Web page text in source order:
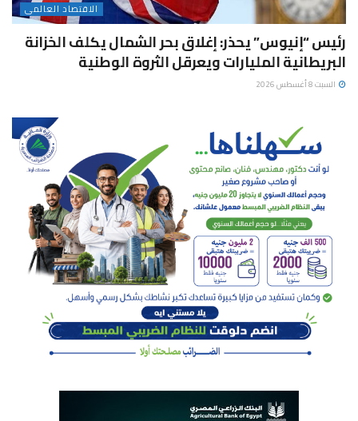
الاقتصاد العالمى
رئيس “إنيوس” يحذر: إغلاق بحر الشمال يكلف الخزانة
البريطانية المليارات ويعرقل الثروة الوطنية
السبت 8 أغسطس 2026